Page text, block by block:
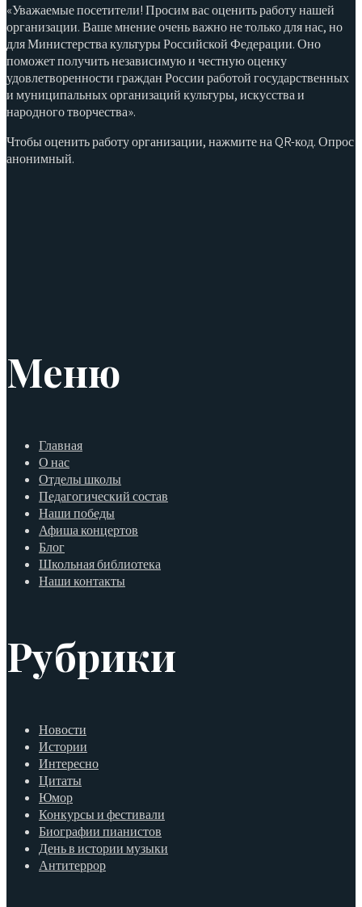
«Уважаемые посетители! Просим вас оценить работу нашей
организации. Ваше мнение очень важно не только для нас, но
для Министерства культуры Российской Федерации. Оно
поможет получить независимую и честную оценку
удовлетворенности граждан России работой государственных
и муниципальных организаций культуры, искусства и
народного творчества».
Чтобы оценить работу организации, нажмите на QR-код. Опрос
анонимный.
Меню
Главная
О нас
Отделы школы
Педагогический состав
Наши победы
Афиша концертов
Блог
Школьная библиотека
Наши контакты
Рубрики
Новости
Истории
Интересно
Цитаты
Юмор
Конкурсы и фестивали
Биографии пианистов
День в истории музыки
Антитеррор